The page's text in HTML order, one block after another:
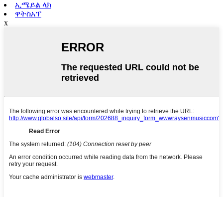
ኢሜይል ላክ
ዋትስአፕ
x